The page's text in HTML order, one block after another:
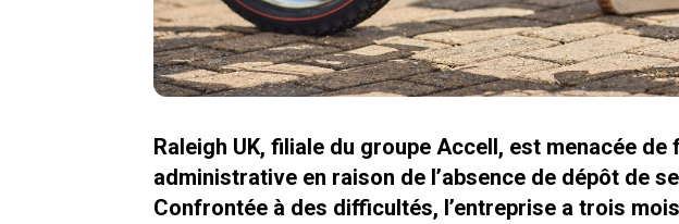
Raleigh UK, filiale du groupe Accell, est menacée de
administrative en raison de l’absence de dépôt de
Confrontée à des difficultés, l’entreprise a trois